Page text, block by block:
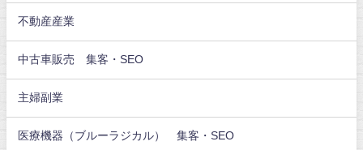
不動産産業
中古車販売 集客・SEO
主婦副業
医療機器（ブルーラジカル） 集客・SEO